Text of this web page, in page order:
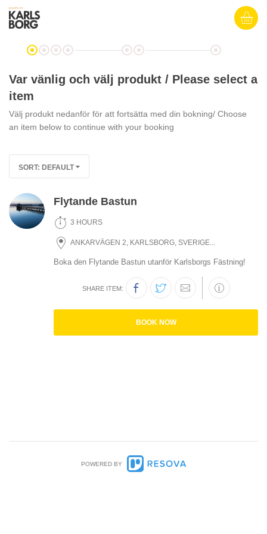
Var vänlig och välj produkt / Please select a
item
Välj produkt nedanför för att fortsätta med din bokning/ Choose
an item below to continue with your booking
SORT: DEFAULT
Flytande Bastun
3 HOURS
ANKARVÄGEN 2, KARLSBORG, SVERIGE...
Boka den Flytande Bastun utanför Karlsborgs Fästning!
SHARE ITEM:
BOOK NOW
POWERED BY